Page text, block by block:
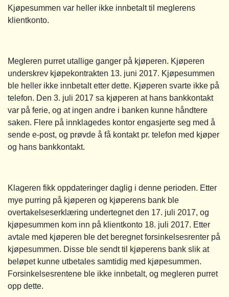
Kjøpesummen var heller ikke innbetalt til meglerens
klientkonto.
Megleren purret utallige ganger på kjøperen. Kjøperen
underskrev kjøpekontrakten 13. juni 2017. Kjøpesummen
ble heller ikke innbetalt etter dette. Kjøperen svarte ikke på
telefon. Den 3. juli 2017 sa kjøperen at hans bankkontakt
var på ferie, og at ingen andre i banken kunne håndtere
saken. Flere på innklagedes kontor engasjerte seg med å
sende e-post, og prøvde å få kontakt pr. telefon med kjøper
og hans bankkontakt.
Klageren fikk oppdateringer daglig i denne perioden. Etter
mye purring på kjøperen og kjøperens bank ble
overtakelseserklæring undertegnet den 17. juli 2017, og
kjøpesummen kom inn på klientkonto 18. juli 2017. Etter
avtale med kjøperen ble det beregnet forsinkelsesrenter på
kjøpesummen. Disse ble sendt til kjøperens bank slik at
beløpet kunne utbetales samtidig med kjøpesummen.
Forsinkelsesrentene ble ikke innbetalt, og megleren purret
opp dette.